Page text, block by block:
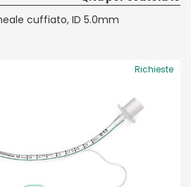
cuffiato, ID 5.0mm
Richieste